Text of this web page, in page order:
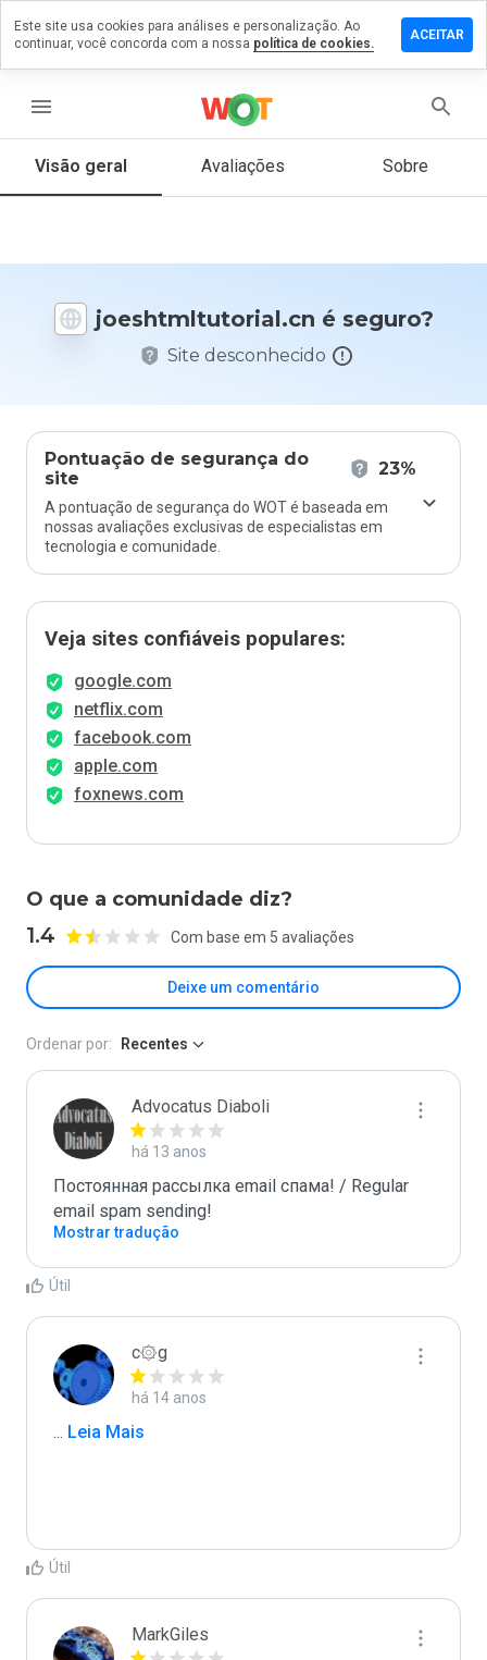
menu
Visão geral Avaliações Sobre
joeshtmltutorial.cn é seguro?
Site desconhecido
Pontuação de segurança do
site
23%
A pontuação de segurança do WOT é baseada em
nossas avaliações exclusivas de especialistas em
tecnologia e comunidade.
Veja sites confiáveis populares:
google.com
netflix.com
facebook.com
apple.com
foxnews.com
O que a comunidade diz?
1.4 Com base em 5 avaliações
Deixe um comentário
em
De 1
nota
daria
Ordenar por: Recentes
Advocatus Diaboli
há 13 anos
Постоянная рассылка email спама! / Regular
email spam sending!
Mostrar tradução
Útil
c۞g
há 14 anos
... Leia Mais
Útil
MarkGiles
Este site usa cookies para análises e personalização. Ao
continuar, você concorda com a nossa política de cookies.
ACEITAR